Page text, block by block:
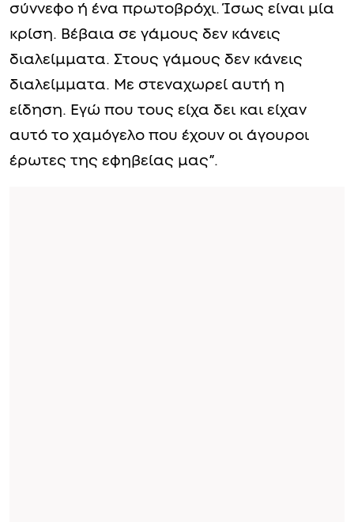
σύννεφο ή ένα πρωτοβρόχι. Ίσως είναι μία
κρίση. Βέβαια σε γάμους δεν κάνεις
διαλείμματα. Στους γάμους δεν κάνεις
διαλείμματα. Με στεναχωρεί αυτή η
είδηση. Εγώ που τους είχα δει και είχαν
αυτό το χαμόγελο που έχουν οι άγουροι
έρωτες της εφηβείας μας”.